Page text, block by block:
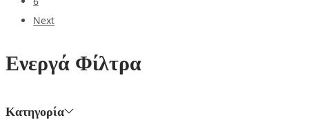
Next
Ενεργά Φίλτρα
Κατηγορία